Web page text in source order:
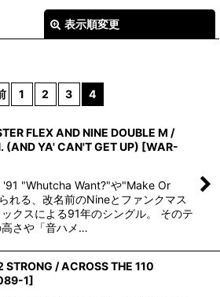
表示順変更
絞り込む
1 2 3 4
FLEX AND NINE DOUBLE M /
(AND YA' CAN'T GET UP) [WAR-
'91 "Whutcha Want?"や"Make Or
れる、改名前のNineとファンクマス
クスによる91年のシングル。 そのテ
高さや「音ハメ…
STRONG / ACROSS THE 110
1]